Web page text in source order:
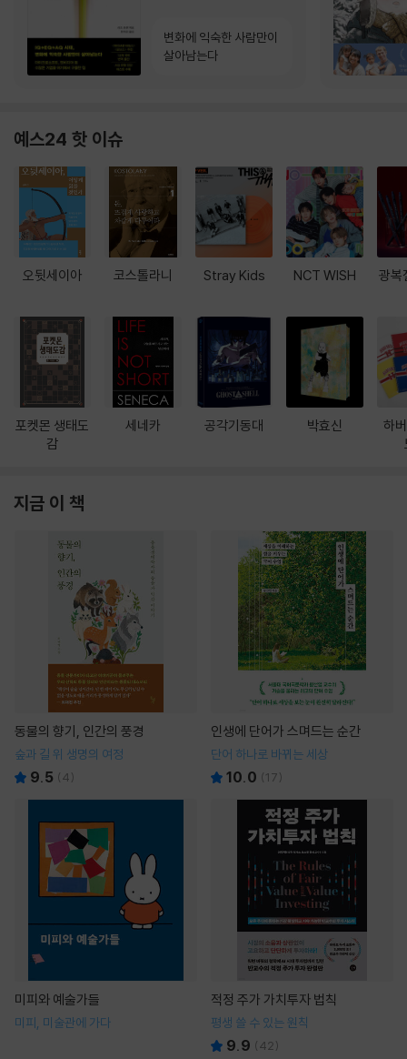
변화에 익숙한 사람만이
살아남는다
예스24 핫 이슈
오뒷세이아
포켓몬 생태도
감
코스톨라니
세네카
Stray Kids
공각기동대
NCT WISH
박효신
광복
하
지금 이 책
동물의 향기, 인간의 풍경
숲과 길 위 생명의 여정
9.5 (4)
인생에 단어가 스며드는 순간
단어 하나로 바뀌는 세상
10.0 (17)
미피와 예술가들
미피, 미술관에 가다
적정 주가 가치투자 법칙
평생 쓸 수 있는 원칙
9.9 (42)